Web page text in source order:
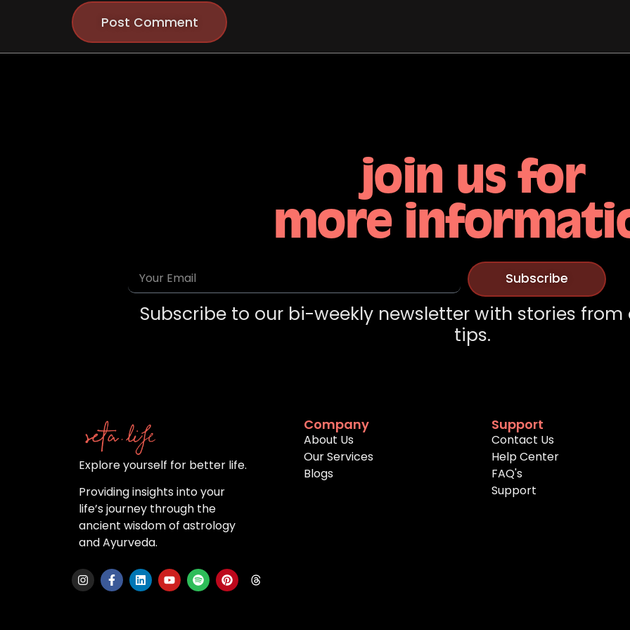
join us for
more
Subscribe
Subscribe to our bi-weekly newsletter with stories
tips.
Explore yourself for better life.
Providing insights into your
life’s journey through the
ancient wisdom of astrology
and Ayurveda.
Company
About Us
Our Services
Blogs
Support
Contact Us
Help Center
FAQ's
Support